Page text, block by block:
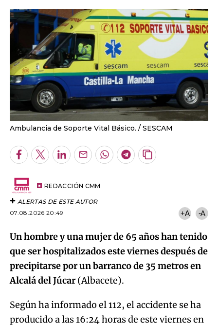
Ambulancia de Soporte Vital Básico. SESCAM
Facebook
TwitterLinkedInEnviarWhatsapp
Telegram
Copiar
REDACCIÓN CMM
ALERTAS DE ESTE AUTOR
07.08.2026 20:49
+A -A
Un hombre y una mujer de 65 años han tenido
que ser hospitalizados este viernes después de
precipitarse por un barranco de 35 metros en
Alcalá del Júcar(Albacete).
Según ha informado el 112, el accidente se ha
producido a las 16:24 horas de este viernes en